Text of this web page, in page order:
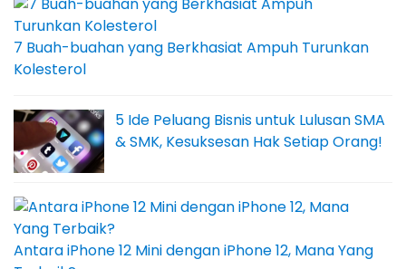
7 Buah-buahan yang Berkhasiat Ampuh Turunkan
Kolesterol
5 Ide Peluang Bisnis untuk Lulusan SMA
& SMK, Kesuksesan Hak Setiap Orang!
Antara iPhone 12 Mini dengan iPhone 12, Mana Yang